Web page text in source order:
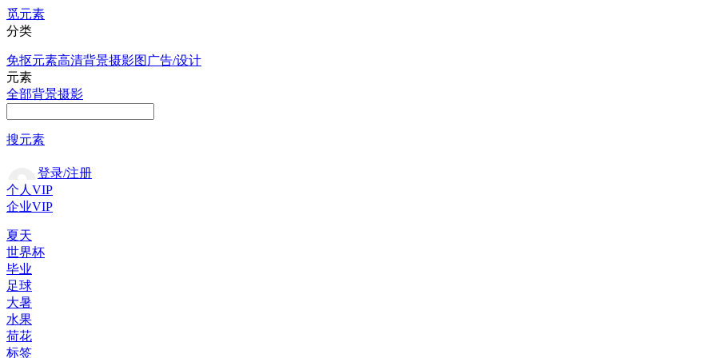
觅元素
分类
免抠元素高清背景摄影图 广告/设计
元素
全部背景摄影
搜元素
登录/注册
个人VIP
企业VIP
夏天
世界杯
毕业
足球
大暑
水果
荷花
标签